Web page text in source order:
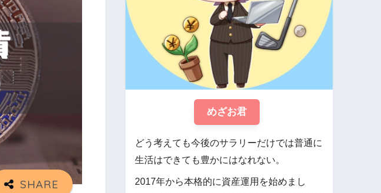
めざお君
どう考えても今後のサラリーだけでは普通に
生活はできても豊かにはなれない。
2017年から本格的に資産運用を始めまし